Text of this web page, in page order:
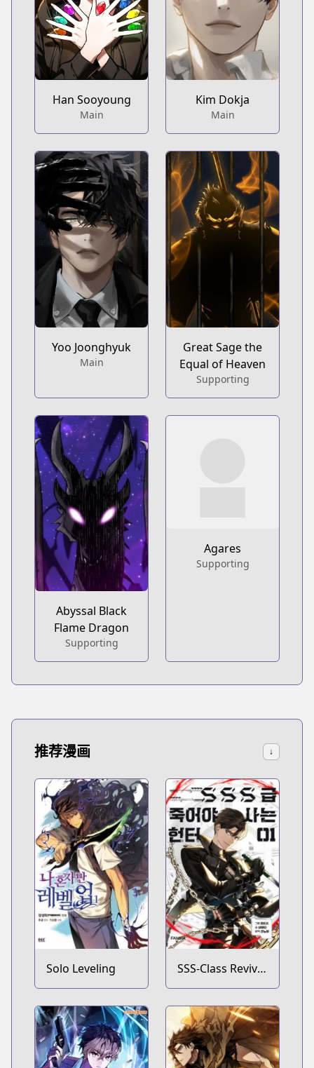
Han Sooyoung
Main
Kim Dokja
Main
Yoo Joonghyuk
Main
Great Sage the
Equal of Heaven
Supporting
Abyssal Black
Flame Dragon
Supporting
Agares
Supporting
推荐漫画 ↓
Solo Leveling
SSS-Class Revival
Hunter